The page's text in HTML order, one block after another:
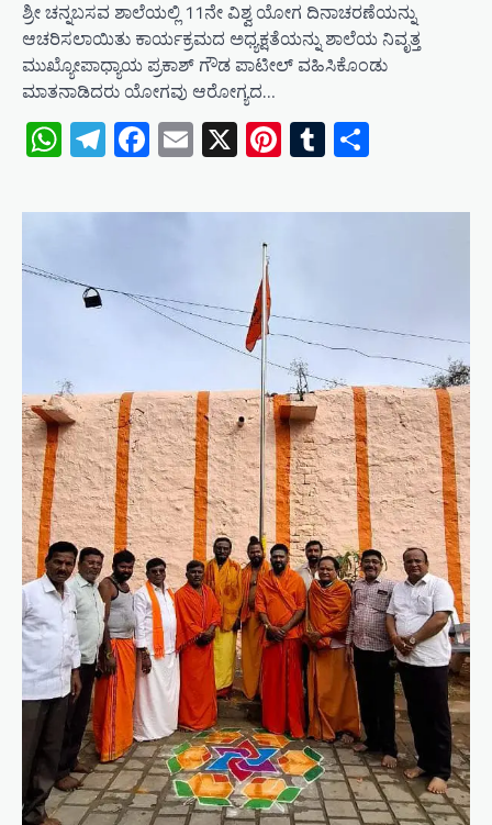
ಶ್ರೀ ಚನ್ನಬಸವ ಶಾಲೆಯಲ್ಲಿ 11ನೇ ವಿಶ್ವ ಯೋಗ ದಿನಾಚರಣೆಯನ್ನು
ಆಚರಿಸಲಾಯಿತು ಕಾರ್ಯಕ್ರಮದ ಅಧ್ಯಕ್ಷತೆಯನ್ನು ಶಾಲೆಯ ನಿವೃತ್ತ
ಮುಖ್ಯೋಪಾಧ್ಯಾಯ ಪ್ರಕಾಶ್ ಗೌಡ ಪಾಟೀಲ್ ವಹಿಸಿಕೊಂಡು
ಮಾತನಾಡಿದರು ಯೋಗವು ಆರೋಗ್ಯದ…
WhatsApp
Telegram
Facebook
Email
X Pinterest
Tumblr